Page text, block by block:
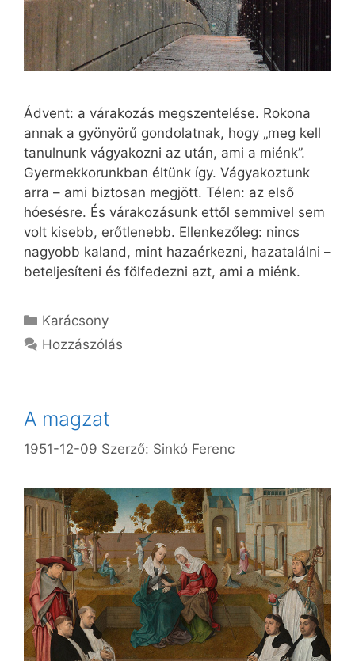
Ádvent: a várakozás megszentelése. Rokona
annak a gyönyörű gondolatnak, hogy „meg kell
tanulnunk vágyakozni az után, ami a miénk”.
Gyermekkorunkban éltünk így. Vágyakoztunk
arra – ami biztosan megjött. Télen: az első
hóesésre. És várakozásunk ettől semmivel sem
volt kisebb, erőtlenebb. Ellenkezőleg: nincs
nagyobb kaland, mint hazaérkezni, hazatalálni –
beteljesíteni és fölfedezni azt, ami a miénk.
Kategória
Karácsony
Hozzászólás
A magzat
1951-12-09 Szerző: Sinkó Ferenc